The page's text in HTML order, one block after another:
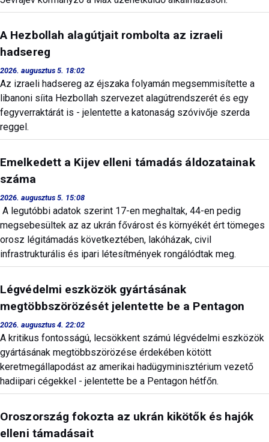
A Hezbollah alagútjait rombolta az izraeli
hadsereg
2026. augusztus 5. 18:02
Az izraeli hadsereg az éjszaka folyamán megsemmisítette a
libanoni síita Hezbollah szervezet alagútrendszerét és egy
fegyverraktárát is - jelentette a katonaság szóvivője szerda
reggel.
Emelkedett a Kijev elleni támadás áldozatainak
száma
2026. augusztus 5. 15:08
A legutóbbi adatok szerint 17-en meghaltak, 44-en pedig
megsebesültek az az ukrán fővárost és környékét ért tömeges
orosz légitámadás következtében, lakóházak, civil
infrastrukturális és ipari létesítmények rongálódtak meg.
Légvédelmi eszközök gyártásának
megtöbbszörözését jelentette be a Pentagon
2026. augusztus 4. 22:02
A kritikus fontosságú, lecsökkent számú légvédelmi eszközök
gyártásának megtöbbszörözése érdekében kötött
keretmegállapodást az amerikai hadügyminisztérium vezető
hadiipari cégekkel - jelentette be a Pentagon hétfőn.
Oroszország fokozta az ukrán kikötők és hajók
elleni támadásait